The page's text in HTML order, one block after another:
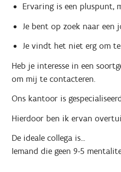
Ervaring is een pluspunt,
Je bent op zoek naar een
Je vindt het niet erg om
Heb je interesse in een
om mij te contacteren.
Ons kantoor is
Hierdoor ben ik ervan
De ideale collega is...
Iemand die geen 9-5